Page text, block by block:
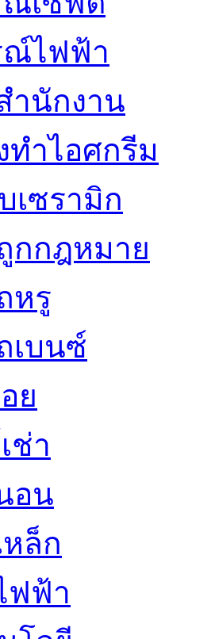
ณ์ไฟฟ้า
ำนักงาน
ทำไอศกรีม
เซรามิก
กกฎหมาย
หรู
เบนซ์
ย
ช่า
อน
หล็ก
ฟฟ้า